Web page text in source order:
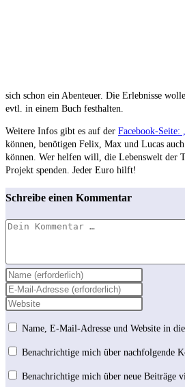
sich schon ein Abenteuer. Die Erlebnisse
evtl. in einem Buch festhalten.
Weitere Infos gibt es auf der Facebook-
können, benötigen Felix, Max und Lucas
können. Wer helfen will, die Lebenswelt der
Projekt spenden. Jeder Euro hilft!
Schreibe einen Kommentar
Kommentar
Gib
deinen
Namen
oder
Benutzernamen
Kommentieren
Gib
deine
E-
Mail-
zum
ein
Gib
Website-
ein
Name, E-Mail-Adresse und Website in
Benachrichtige mich über nachfolgende
Benachrichtige mich über neue Beiträge